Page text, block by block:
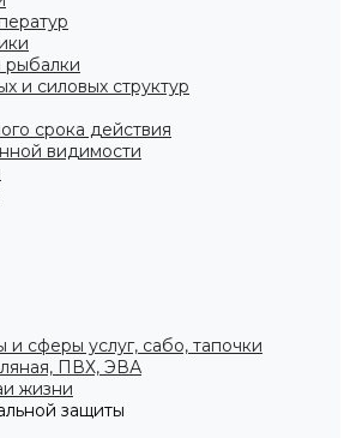
и силовых структур
срока действия
видимости
сферы услуг, сабо, тапочки
ПВХ, ЭВА
жизни
защиты